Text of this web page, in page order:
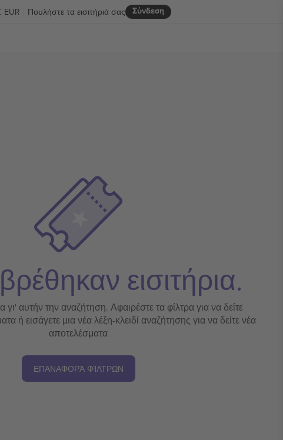
EUR Σύνδεση
Πουλήστε τα εισιτήριά σας
εισιτήρια.
γι' αυτήν την αναζήτηση. Αφαιρέστε τα φίλτρα για να δείτε
ή εισάγετε μια νέα λέξη-κλειδί αναζήτησης για να δείτε νέα
αποτελέσματα
ΕΠΑΝΑΦΟΡΆ ΦΊΛΤΡΩΝ